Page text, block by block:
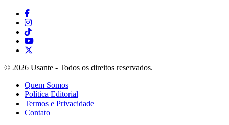
© 2026 Usante - Todos os direitos reservados.
Quem Somos
Política Editorial
Termos e Privacidade
Contato